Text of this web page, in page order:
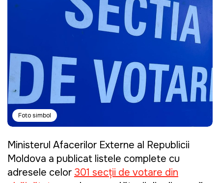
Foto simbol
Ministerul Afacerilor Externe al Republicii
Moldova a publicat listele complete cu
adresele celor 301 secții de votare din